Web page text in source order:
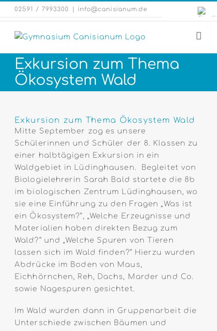
Zum
Inhalt
springen
02591 / 7993300 info@canisianum.de
Exkursion zum Thema
Ökosystem Wald
grösseres
Bild
Exkursion zum Thema Ökosystem Wald
Mitte September zog es unsere
Schülerinnen und Schüler der 8. Klassen zu
einer halbtägigen Exkursion in ein
Waldgebiet in Lüdinghausen. Begleitet von
Biologielehrerin Sarah Bald startete die 8b
im biologischen Zentrum Lüdinghausen, wo
sie eine Einführung zu den Fragen „Was ist
ein Ökosystem?“, „Welche Erzeugnisse und
Materialien haben direkten Bezug zum
Wald?“ und „Welche Spuren von Tieren
lassen sich im Wald finden?“ Hierzu wurden
Abdrücke im Boden von Maus,
Eichhörnchen, Reh, Dachs, Marder und Co.
sowie Nagespuren gesichtet.
Im Wald wurden dann in Gruppenarbeit die
Unterschiede zwischen Bäumen und